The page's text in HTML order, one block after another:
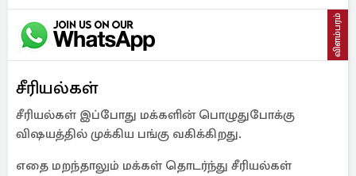
விளம்பரம்
சீரியல்கள்
சீரியல்கள் இப்போது மக்களின் பொழுதுபோக்கு
விஷயத்தில் முக்கிய பங்கு வகிக்கிறது.
எதை மறந்தாலும் மக்கள் தொடர்ந்து சீரியல்கள்